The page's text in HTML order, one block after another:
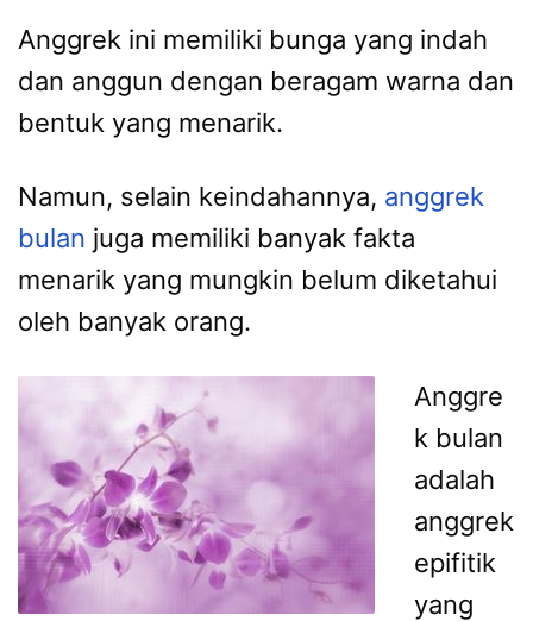
Anggrek ini memiliki bunga yang indah
dan anggun dengan beragam warna dan
bentuk yang menarik.
Namun, selain keindahannya, anggrek
bulan juga memiliki banyak fakta
menarik yang mungkin belum diketahui
oleh banyak orang.
Anggre
k bulan
adalah
anggrek
epifitik
yang